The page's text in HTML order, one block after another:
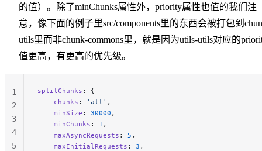
的值）。除了minChunks属性外，priority属性也值的我们注
意，像下面的例子里src/components里的东西会被打包到
utils里而非chunk-commons里，就是因为utils-utils对应的
值更高，有更高的优先级。
splitChunks : {
    chunks
: 'all' ,
    minSize
: 30000 ,
    minChunks
: 1 ,
    maxAsyncRequests
: 5 ,
    maxInitialRequests
: 3 ,
1
2
3
4
5